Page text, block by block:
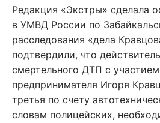
Редакция «Экстры» сделала
в УМВД России по
расследования «дела
подтвердили, что
смертельного ДТП с
предпринимателя Игоря
третья по счету
словам полицейских,